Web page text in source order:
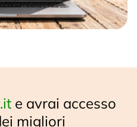
e avrai accesso
migliori